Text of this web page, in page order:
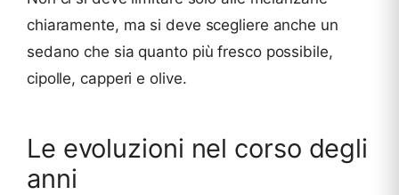
chiaramente, ma si deve scegliere anche un
sedano che sia quanto più fresco possibile,
cipolle, capperi e olive.
Le evoluzioni nel corso degli
anni